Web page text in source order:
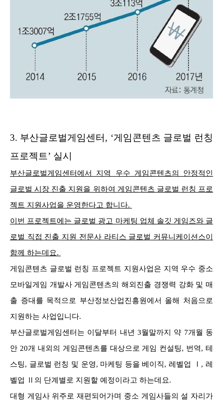
3. 부산글로벌게임센터, ‘게임콘텐츠 글로벌 런칭
프로젝트’ 실시
부산글로벌게임센터에서 지역 우수 게임콘텐츠의 안정적인
글로벌 시장 진출 지원을 위하여 게임콘텐츠 글로벌 런칭 프로
젝트 지원사업을 운영한다고 합니다.
이번 프로젝트에는 글로벌 광고 마케팅 업체 솔깃 게임즈와 글
로벌 직접 진출 지원 전문사 라티스 글로벌 커뮤니케이션스이
함께 하는데요.
게임콘텐츠 글로벌 런칭 프로젝트 지원사업은 지역 우수 중소
모바일게임 개발사 게임콘텐츠의 해외진출 경쟁력 강화 및 매
출 증대를 목적으로 부산정보산업진흥원에서 올해 처음으로
지원하는 사업입니다.
부산글로벌게임센터는 이달부터 내년 3월말까지 약 7개월 동
안 20개 내외의 게임콘텐츠를 대상으로 게임 컨설팅, 번역, 테
스팅, 글로벌 런칭 및 운영, 마케팅 등을 베이직, 레벨업 Ⅰ, 레
벨업 Ⅱ의 단계별로 지원할 예정이라고 하는데요.
대형 게임사 위주로 재편되어가며 중소 게임사들의 설 자리가